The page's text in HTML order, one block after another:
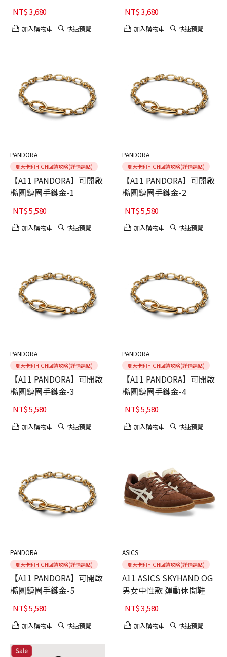
NT$3,680
加入購物車 快速預覽
NT$3,680
加入購物車 快速預覽
PANDORA
夏天卡利HIGH回饋攻略(詳情請點)
【A11 PANDORA】可開啟
橢圓鏈圈手鏈金-1
NT$5,580
加入購物車 快速預覽
PANDORA
夏天卡利HIGH回饋攻略(詳情請點)
【A11 PANDORA】可開啟
橢圓鏈圈手鏈金-2
NT$5,580
加入購物車 快速預覽
PANDORA
夏天卡利HIGH回饋攻略(詳情請點)
【A11 PANDORA】可開啟
橢圓鏈圈手鏈金-3
NT$5,580
加入購物車 快速預覽
PANDORA
夏天卡利HIGH回饋攻略(詳情請點)
【A11 PANDORA】可開啟
橢圓鏈圈手鏈金-4
NT$5,580
加入購物車 快速預覽
PANDORA
夏天卡利HIGH回饋攻略(詳情請點)
【A11 PANDORA】可開啟
橢圓鏈圈手鏈金-5
NT$5,580
加入購物車 快速預覽
ASICS
夏天卡利HIGH回饋攻略(詳情請點)
A11 ASICS SKYHAND OG
男女中性款 運動休閒鞋
NT$3,580
加入購物車 快速預覽